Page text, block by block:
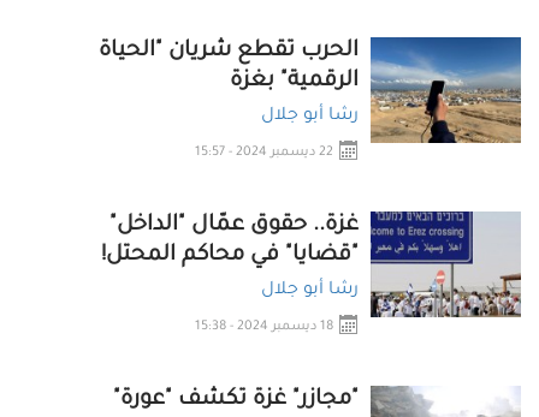
الحرب تقطع شريان "الحياة
الرقمية" بغزة
رشا أبو جلال
22 ديسمبر 2024 - 15:57
غزة.. حقوق عمّال "الداخل"
"قضايا" في محاكم المحتل!
رشا أبو جلال
18 ديسمبر 2024 - 15:38
"مجازر" غزة تكشف "عورة"